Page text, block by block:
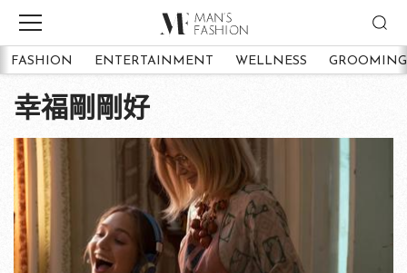
FASHION ENTERTAINMENT WELLNESS GROOMING
幸福剛剛好